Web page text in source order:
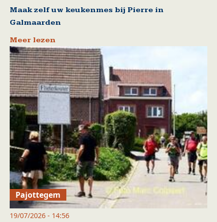
Maak zelf uw keukenmes bij Pierre in
Galmaarden
Meer lezen
Pajottegem
19/07/2026 - 14:56